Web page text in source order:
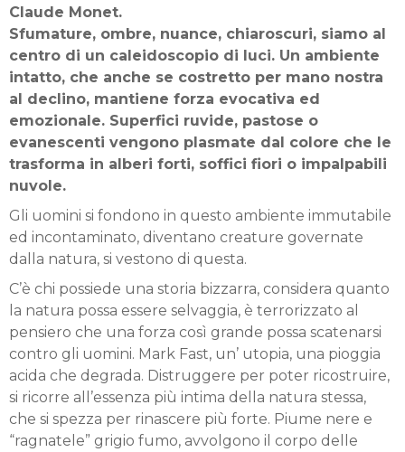
Claude Monet.
Sfumature, ombre, nuance, chiaroscuri, siamo al
centro di un caleidoscopio di luci. Un ambiente
intatto, che anche se costretto per mano nostra
al declino, mantiene forza evocativa ed
emozionale. Superfici ruvide, pastose o
evanescenti vengono plasmate dal colore che le
trasforma in alberi forti, soffici fiori o impalpabili
nuvole.
Gli uomini si fondono in questo ambiente immutabile
ed incontaminato, diventano creature governate
dalla natura, si vestono di questa.
C’è chi possiede una storia bizzarra, considera quanto
la natura possa essere selvaggia, è terrorizzato al
pensiero che una forza così grande possa scatenarsi
contro gli uomini. Mark Fast, un’ utopia, una pioggia
acida che degrada. Distruggere per poter ricostruire,
si ricorre all’essenza più intima della natura stessa,
che si spezza per rinascere più forte. Piume nere e
“ragnatele” grigio fumo, avvolgono il corpo delle